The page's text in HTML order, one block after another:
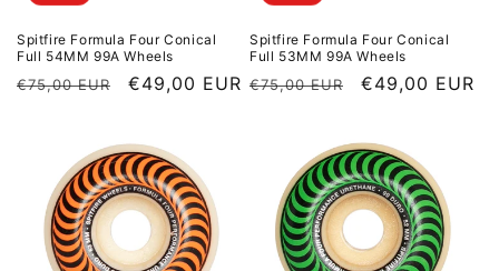
Spitfire Formula Four Conical
Full 54MM 99A Wheels
Normaler Preis
€75,00 EUR Sale Preis
€49,00 EUR
Spitfire Formula Four Conical
Full 53MM 99A Wheels
Normaler Preis
€75,00 EUR Sale Preis
€49,00 EUR